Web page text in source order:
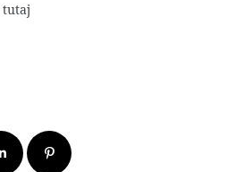
tutaj